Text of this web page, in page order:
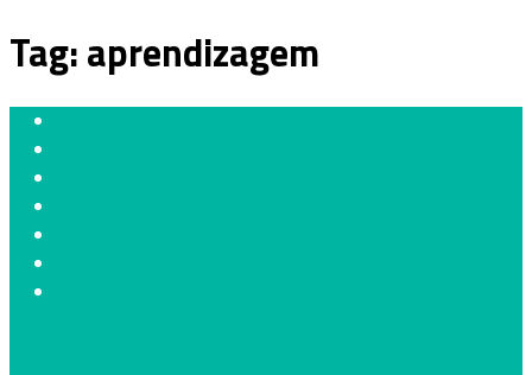
Tag:aprendizagem